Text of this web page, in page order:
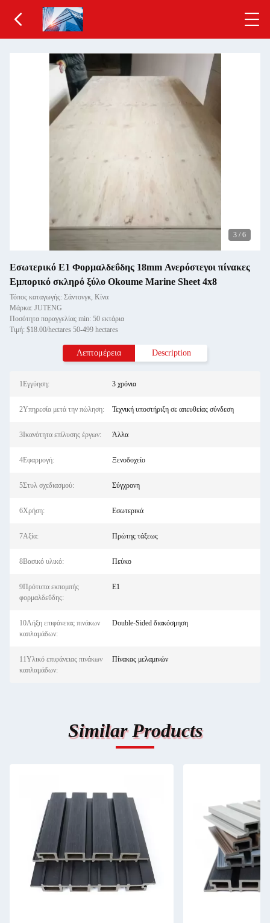
3 / 6
Εσωτερικό E1 Φορμαλδεΰδης 18mm Ανερόστεγοι πίνακες
Εμπορικό σκληρό ξύλο Okoume Marine Sheet 4x8
Τόπος καταγωγής: Σάντονγκ, Κίνα
Μάρκα: JUTENG
Ποσότητα παραγγελίας min: 50 εκτάρια
Τιμή: $18.00/hectares 50-499 hectares
Λεπτομέρεια Description
1Εγγύηση: 3 χρόνια
2Υπηρεσία μετά την πώληση: Τεχνική υποστήριξη σε απευθείας σύνδεση
3Ικανότητα επίλυσης έργων: Άλλα
4Εφαρμογή: Ξενοδοχείο
5Στυλ σχεδιασμού: Σύγχρονη
6Χρήση: Εσωτερικά
7Αξία: Πρώτης τάξεως
8Βασικό υλικό: Πεύκο
9Πρότυπα εκπομπής
φορμαλδεΰδης:
E1
10Λήξη επιφάνειας πινάκων
καπλαμάδων:
Double-Sided διακόσμηση
11Υλικό επιφάνειας πινάκων
καπλαμάδων:
Πίνακας μελαμινών
Similar Products